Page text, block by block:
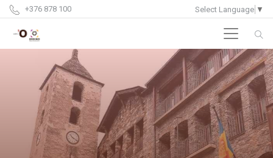
+376 878 100 Select Language ▼